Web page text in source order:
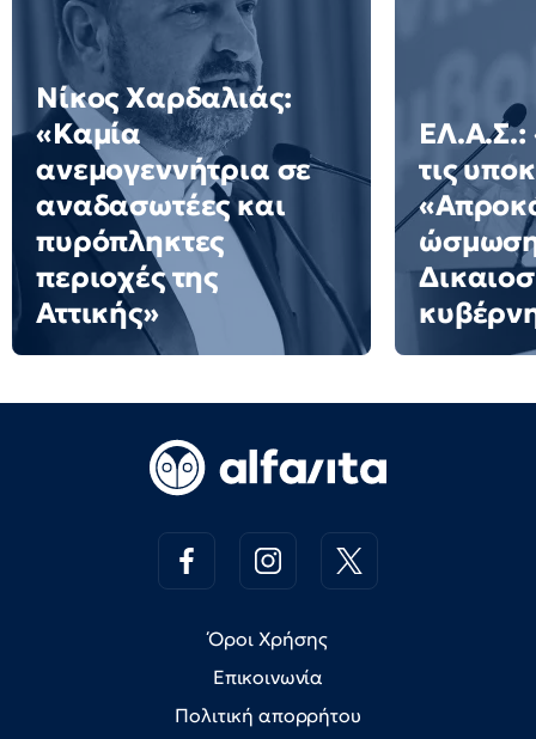
Νίκος Χαρδαλιάς:
«Καμία
ανεμογεννήτρια σε
αναδασωτέες και
πυρόπληκτες
περιοχές της
Αττικής»
ΕΛ.Α.Σ.:
τις
Όροι Χρήσης
Επικοινωνία
Πολιτική απορρήτου